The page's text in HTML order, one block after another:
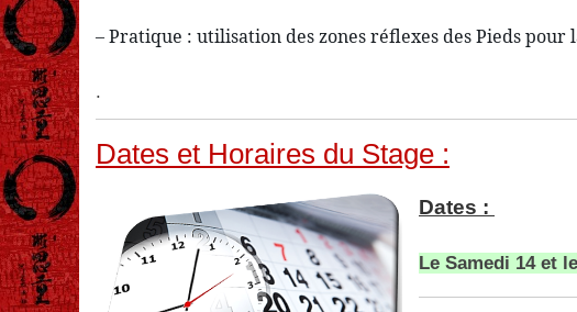
– Pratique : utilisation des zones réflexes des Pieds
.
Dates et Horaires du Stage :
Dates :
Le Samedi 14 et